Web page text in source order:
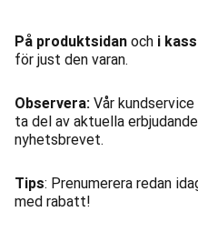
På produktsidan och i
för just den varan.
Observera: Vår kundservice
ta del av aktuella
nyhetsbrevet.
Tips: Prenumerera redan
med rabatt!